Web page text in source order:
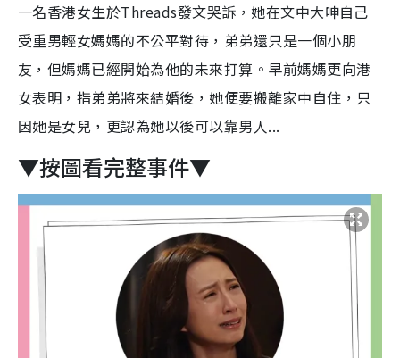
一名香港女生於Threads發文哭訴，她在文中大呻自己
受重男輕女媽媽的不公平對待，弟弟還只是一個小朋
友，但媽媽已經開始為他的未來打算。早前媽媽更向港
女表明，指弟弟將來結婚後，她便要搬離家中自住，只
因她是女兒，更認為她以後可以靠男人...
▼按圖看完整事件▼